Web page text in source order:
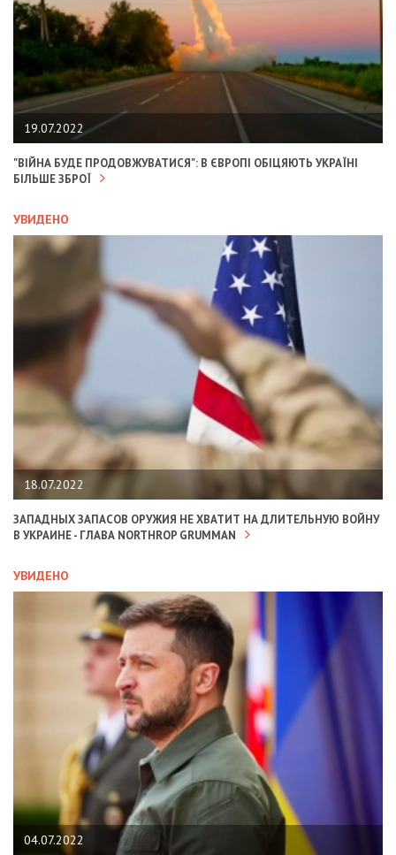
19.07.2022
"ВІЙНА БУДЕ ПРОДОВЖУВАТИСЯ": В ЄВРОПІ ОБІЦЯЮТЬ УКРАЇНІ
БІЛЬШЕ ЗБРОЇ
УВИДЕНО
18.07.2022
ЗАПАДНЫХ ЗАПАСОВ ОРУЖИЯ НЕ ХВАТИТ НА ДЛИТЕЛЬНУЮ ВОЙНУ
В УКРАИНЕ - ГЛАВА NORTHROP GRUMMAN
УВИДЕНО
04.07.2022